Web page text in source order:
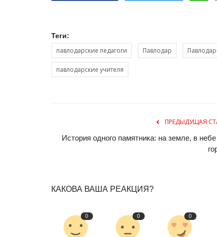
Теги:
павлодарские педагоги Павлодар
павлодарские учителя
ПРЕДЫДУЩАЯ
История одного памятника: на земле, в
КАКОВА ВАША РЕАКЦИЯ?
0 0 0